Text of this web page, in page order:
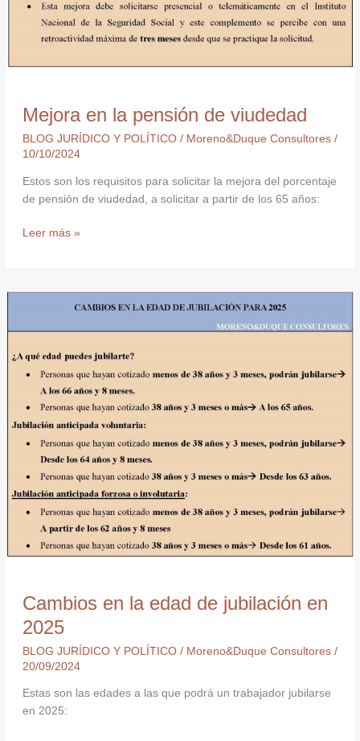
Mejora en la pensión de viudedad
BLOG JURÍDICO Y POLÍTICO/ Moreno&Duque Consultores /
10/10/2024
Estos son los requisitos para solicitar la mejora del porcentaje
de pensión de viudedad, a solicitar a partir de los 65 años:
Leer más »
Cambios en la edad de jubilación en
2025
BLOG JURÍDICO Y POLÍTICO/ Moreno&Duque Consultores /
20/09/2024
Estas son las edades a las que podrá un trabajador jubilarse
en 2025:
la
edad
jubilación
en
2025